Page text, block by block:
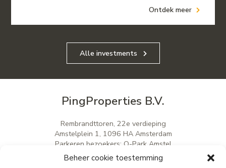
Beheer cookie toestemming
Ontdek meer
Alle investments
PingProperties B.V.
Rembrandttoren, 22e verdieping
Amstelplein 1, 1096 HA Amsterdam
Parkeren bezoekers: Q-Park Amstel
E info@pingproperties.com
T+31 (0)20 564 04 20